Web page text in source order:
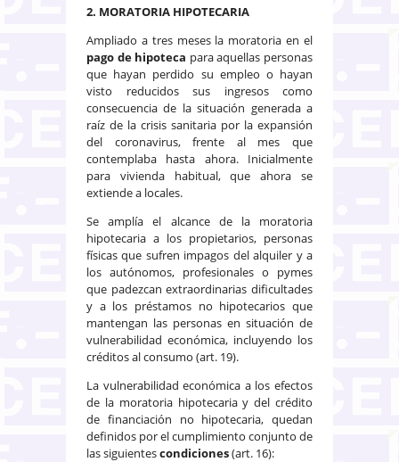
2. MORATORIA HIPOTECARIA
Ampliado a tres meses la moratoria en el
pago de hipoteca para aquellas personas
que hayan perdido su empleo o hayan
visto reducidos sus ingresos como
consecuencia de la situación generada a
raíz de la crisis sanitaria por la expansión
del coronavirus, frente al mes que
contemplaba hasta ahora. Inicialmente
para vivienda habitual, que ahora se
extiende a locales.
Se amplía el alcance de la moratoria
hipotecaria a los propietarios, personas
físicas que sufren impagos del alquiler y a
los autónomos, profesionales o pymes
que padezcan extraordinarias dificultades
y a los préstamos no hipotecarios que
mantengan las personas en situación de
vulnerabilidad económica, incluyendo los
créditos al consumo (art. 19).
La vulnerabilidad económica a los efectos
de la moratoria hipotecaria y del crédito
de financiación no hipotecaria, quedan
definidos por el cumplimiento conjunto de
las siguientescondiciones(art. 16):